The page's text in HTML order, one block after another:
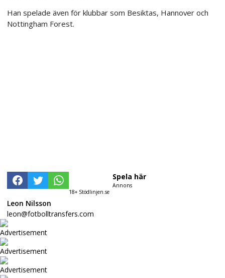
Han spelade även för klubbar som Besiktas, Hannover och
Nottingham Forest.
18+ Stödlinjen.se
Spela här
Annons
Leon Nilsson
leon@fotbolltransfers.com